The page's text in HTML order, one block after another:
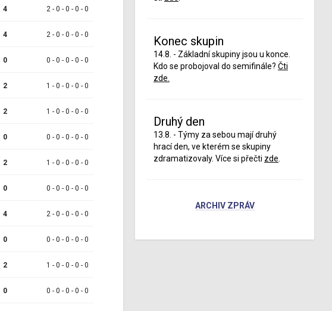
4 2 - 0 - 0 - 0 - 0
4 2 - 0 - 0 - 0 - 0
0 0 - 0 - 0 - 0 - 0
2 1 - 0 - 0 - 0 - 0
2 1 - 0 - 0 - 0 - 0
0 0 - 0 - 0 - 0 - 0
2 1 - 0 - 0 - 0 - 0
0 0 - 0 - 0 - 0 - 0
4 2 - 0 - 0 - 0 - 0
0 0 - 0 - 0 - 0 - 0
2 1 - 0 - 0 - 0 - 0
0 0 - 0 - 0 - 0 - 0
Konec skupin
14.8. - Základní skupiny jsou u konce.
Kdo se probojoval do semifinále? Čti
zde.
Druhý den
13.8. - Týmy za sebou mají druhý
hrací den, ve kterém se skupiny
zdramatizovaly. Více si přečti zde
ARCHIV ZPRÁV